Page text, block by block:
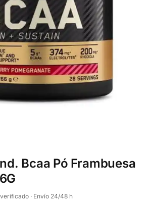
Bcaa Pó Frambuesa
· Envío 24/48 h